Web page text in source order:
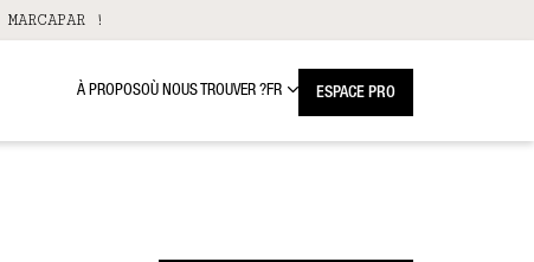
!
À PROPOSOÙ NOUS TROUVER ?FR ESPACE PRO